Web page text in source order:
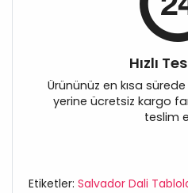
Hızlı
Ürününüz en kısa
yerine ücretsiz kargo
teslim
Etiketler: Salvador Dali